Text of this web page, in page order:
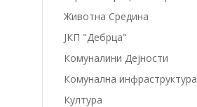
Животна Средина
ЈКП "Дебрца"
Комуналини Дејности
Комунална инфраструктура
Култура